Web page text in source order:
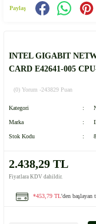
Paylaş
INTEL GIGABIT
CARD E42641-005
(0) Yorum -243829 Puan
Kategori
Marka
Stok Kodu
2.438,29 TL
Fiyatlara KDV dahildir.
*453,79 TL'den başlayan